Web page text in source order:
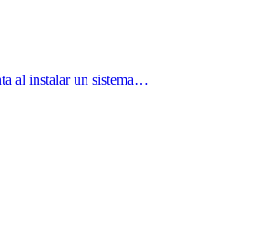
al instalar un sistema…